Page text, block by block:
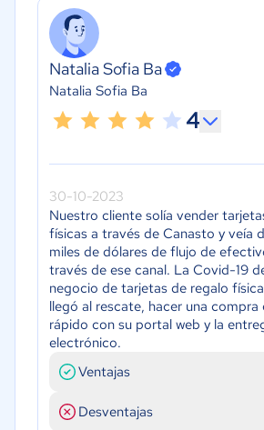
Natalia Sofia Ba
Natalia Sofia Ba
4
30-10-2023
Nuestro cliente solía vender
físicas a través de Canasto y veía
miles de dólares de flujo de
través de ese canal. La Covid-19
negocio de tarjetas de regalo
llegó al rescate, hacer una compra
rápido con su portal web y la
electrónico.
Ventajas
Desventajas